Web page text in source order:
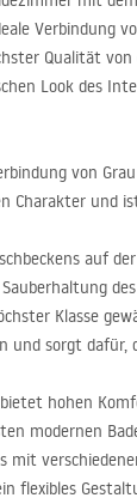
Verbindung
Qualität
Look des
von
Charakter und
auf
Klasse
und sorgt dafür,
hohen
modernen
mit
flexibles